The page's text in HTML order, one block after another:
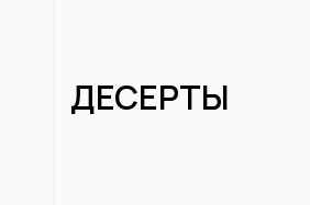
ДЕСЕРТЫ